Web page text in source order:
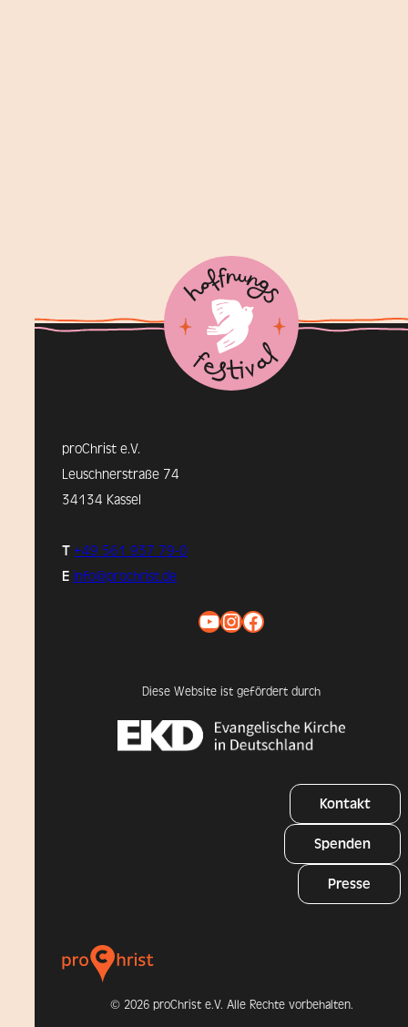
proChrist e.V.
Leuschnerstraße 74
34134 Kassel
T +49 561 937 79-0
E info@prochrist.de
YouTube InstagramFacebook
Diese Website ist gefördert durch
Kontakt
Spenden
Presse
© 2026 proChrist e.V. Alle Rechte vorbehalten.